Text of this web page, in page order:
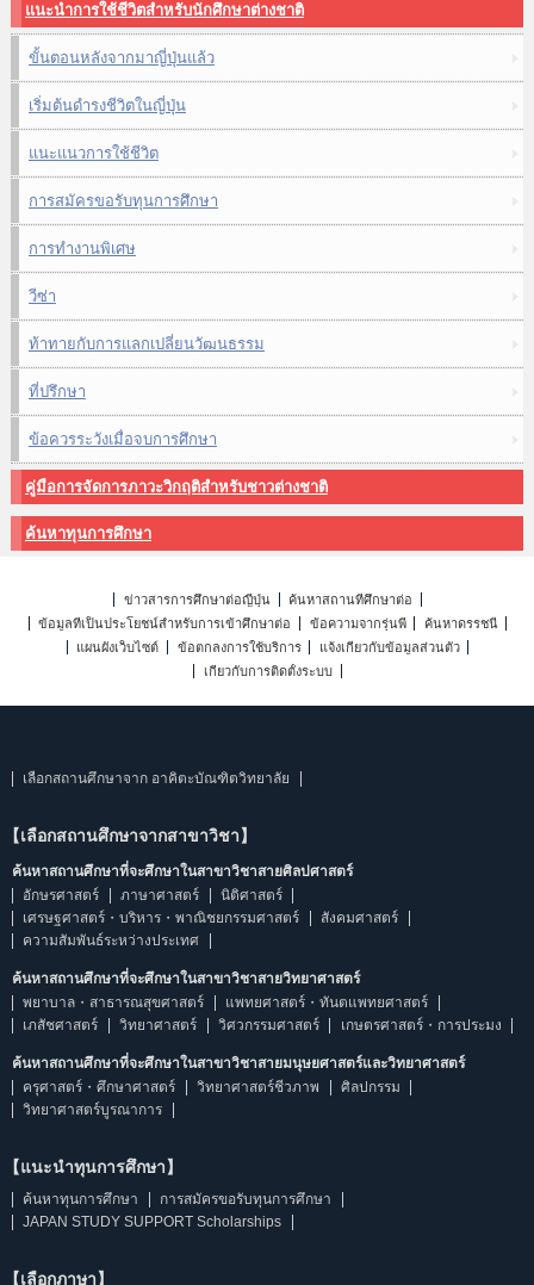
แนะนำการใช้ชีวิตสำหรับนักศึกษาต่างชาติ
ขั้นตอนหลังจากมาญี่ปุ่นแล้ว
เริ่มต้นดำรงชีวิตในญี่ปุ่น
แนะแนวการใช้ชีวิต
การสมัครขอรับทุนการศึกษา
การทำงานพิเศษ
วีซ่า
ท้าทายกับการแลกเปลี่ยนวัฒนธรรม
ที่ปรึกษา
ข้อควรระวังเมื่อจบการศึกษา
คู่มือการจัดการภาวะวิกฤติสำหรับชาวต่างชาติ
ค้นหาทุนการศึกษา
ข่าวสารการศึกษาต่อญี่ปุ่น
ค้นหาสถานที่ศึกษาต่อ
ข้อมูลที่เป็นประโยชน์สำหรับการเข้าศึกษาต่อ
ข้อความจากรุ่นพี่
ค้นหาดรรชนี
แผนผังเว็บไซต์
ข้อตกลงการใช้บริการ
แจ้งเกี่ยวกับข้อมูลส่วนตัว
เกี่ยวกับการติดตั้งระบบ
เลือกสถานศึกษาจาก อาคิตะบัณฑิตวิทยาลัย
【เลือกสถานศึกษาจากสาขาวิชา】
ค้นหาสถานศึกษาที่จะศึกษาในสาขาวิชาสายศิลปศาสตร์
อักษรศาสตร์
ภาษาศาสตร์
นิติศาสตร์
เศรษฐศาสตร์・บริหาร・พาณิชยกรรมศาสตร์
สังคมศาสตร์
ความสัมพันธ์ระหว่างประเทศ
ค้นหาสถานศึกษาที่จะศึกษาในสาขาวิชาสายวิทยาศาสตร์
พยาบาล・สาธารณสุขศาสตร์
แพทยศาสตร์・ทันตแพทยศาสตร์
เภสัชศาสตร์
วิทยาศาสตร์ วิศวกรรมศาสตร์ เกษตรศาสตร์・การประมง
ค้นหาสถานศึกษาที่จะศึกษาในสาขาวิชาสายมนุษยศาสตร์และวิทยาศาสตร์
ครุศาสตร์・ศึกษาศาสตร์
วิทยาศาสตร์ชีวภาพ
ศิลปกรรม
วิทยาศาสตร์บูรณาการ
【แนะนำทุนการศึกษา】
ค้นหาทุนการศึกษา
การสมัครขอรับทุนการศึกษา
JAPAN STUDY SUPPORT Scholarships
【เลือกภาษา】